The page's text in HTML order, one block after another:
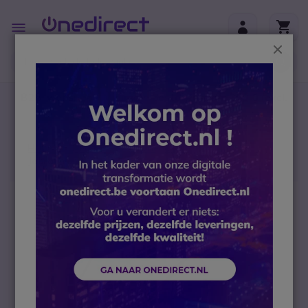
Toggle
Nav
btw)
Headsets
PC headsets
Jabra Evolve 65e UC
Ga naar het einde van de afbeeldingen-gallerij